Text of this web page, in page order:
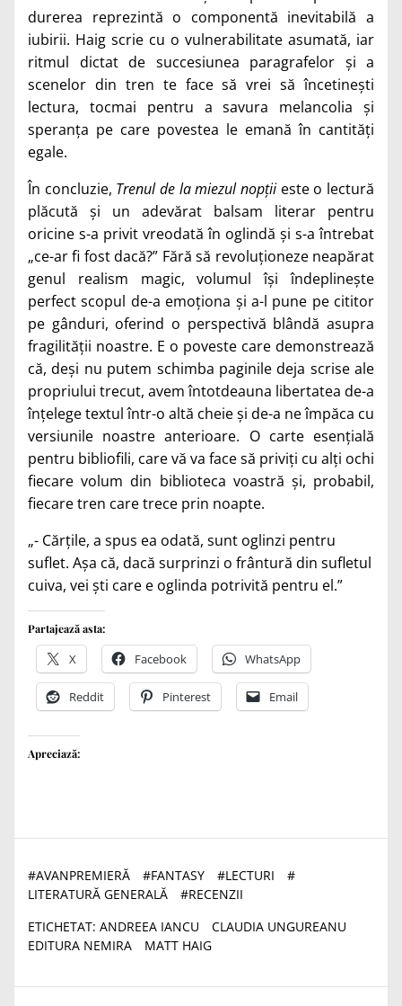
durerea reprezintă o componentă inevitabilă a
iubirii. Haig scrie cu o vulnerabilitate asumată, iar
ritmul dictat de succesiunea paragrafelor și a
scenelor din tren te face să vrei să încetinești
lectura, tocmai pentru a savura melancolia și
speranța pe care povestea le emană în cantități
egale.
În concluzie, Trenul de la miezul nopțiieste o lectură
plăcută și un adevărat balsam literar pentru
oricine s-a privit vreodată în oglindă și s-a întrebat
„ce-ar fi fost dacă?” Fără să revoluționeze neapărat
genul realism magic, volumul își îndeplinește
perfect scopul de-a emoționa și a-l pune pe cititor
pe gânduri, oferind o perspectivă blândă asupra
fragilității noastre. E o poveste care demonstrează
că, deși nu putem schimba paginile deja scrise ale
propriului trecut, avem întotdeauna libertatea de-a
înțelege textul într-o altă cheie și de-a ne împăca cu
versiunile noastre anterioare. O carte esențială
pentru bibliofili, care vă va face să priviți cu alți ochi
fiecare volum din biblioteca voastră și, probabil,
fiecare tren care trece prin noapte.
„- Cărțile, a spus ea odată, sunt oglinzi pentru
suflet. Așa că, dacă surprinzi o frântură din sufletul
cuiva, vei ști care e oglinda potrivită pentru el.”
Partajează asta:
X Facebook WhatsApp
Reddit Pinterest Email
Apreciază:
#AVANPREMIERĂ #FANTASY #LECTURI
#
LITERATURĂ GENERALĂ
#RECENZII
ETICHETAT: ANDREEA IANCU
CLAUDIA UNGUREANU
EDITURA NEMIRA
MATT HAIG